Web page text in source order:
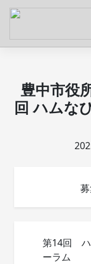
豊中市
回 ハムな
第14回 ハ
ーラム